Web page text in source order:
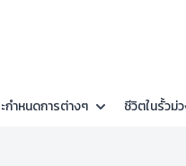
กำหนดการต่างๆ ชีวิตในรั้วม่